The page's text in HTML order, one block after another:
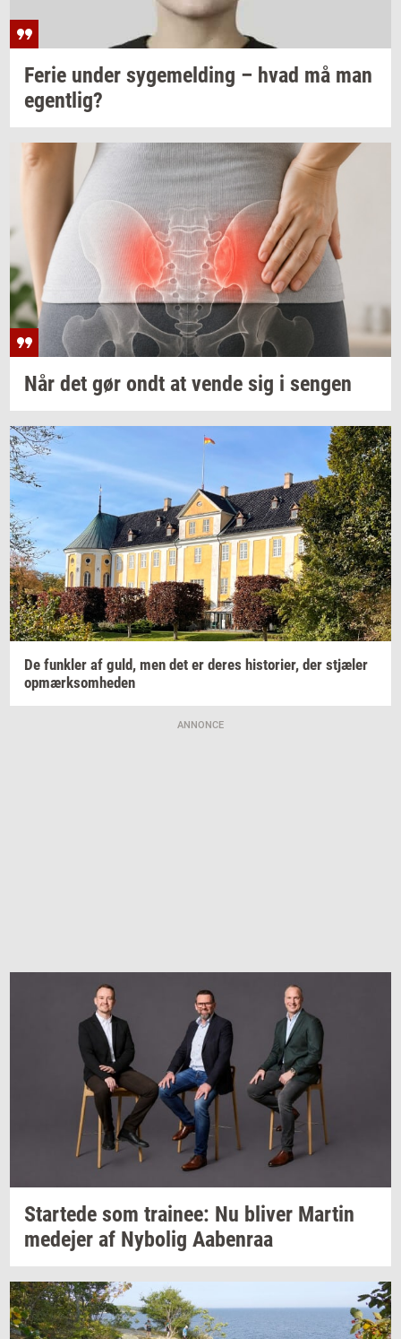
Ferie under sy­ge­mel­ding – hvad må man
egent­lig?
Når det gør ondt at vende sig i sen­gen
De funk­ler af guld, men det er deres hi­sto­ri­er, der stjæ­ler
op­mærk­som­he­den
ANNONCE
Star­te­de som trai­nee: Nu bli­ver Mar­tin
me­de­jer af Ny­bo­lig Aa­ben­raa